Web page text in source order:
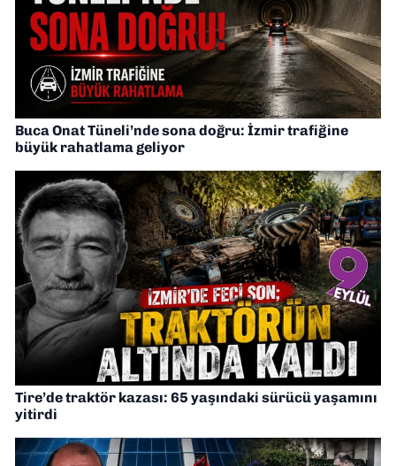
Buca Onat Tüneli’nde sona doğru: İzmir trafiğine
büyük rahatlama geliyor
Tire’de traktör kazası: 65 yaşındaki sürücü yaşamını
yitirdi